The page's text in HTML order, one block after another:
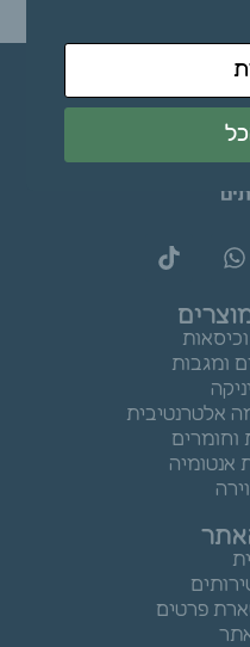
ומגבות
אלטרנטיבית
וחומרים
אנטומיה
פרטים